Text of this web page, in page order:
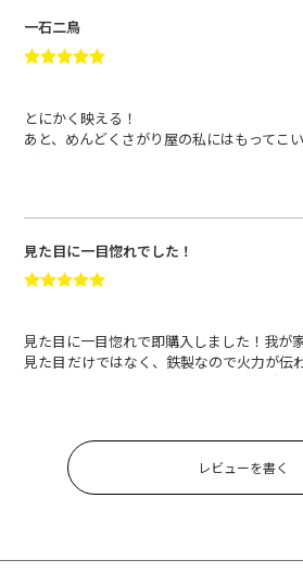
一石二鳥
とにかく映える！
あと、めんどくさがり屋の私にはもってこい
YUJI.T さん 2024.05.31
見た目に一目惚れでした！
見た目に一目惚れで即購入しました！我が
見た目だけではなく、鉄製なので火力が伝
シャッキと揚げ物は最高の状態に仕上がりま
河野祥治 さん 2024.05.24
レビューを書く